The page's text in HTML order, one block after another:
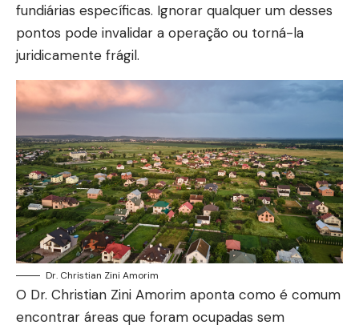
fundiárias específicas. Ignorar qualquer um desses
pontos pode invalidar a operação ou torná-la
juridicamente frágil.
Dr. Christian Zini Amorim
O Dr. Christian Zini Amorim aponta como é comum
encontrar áreas que foram ocupadas sem